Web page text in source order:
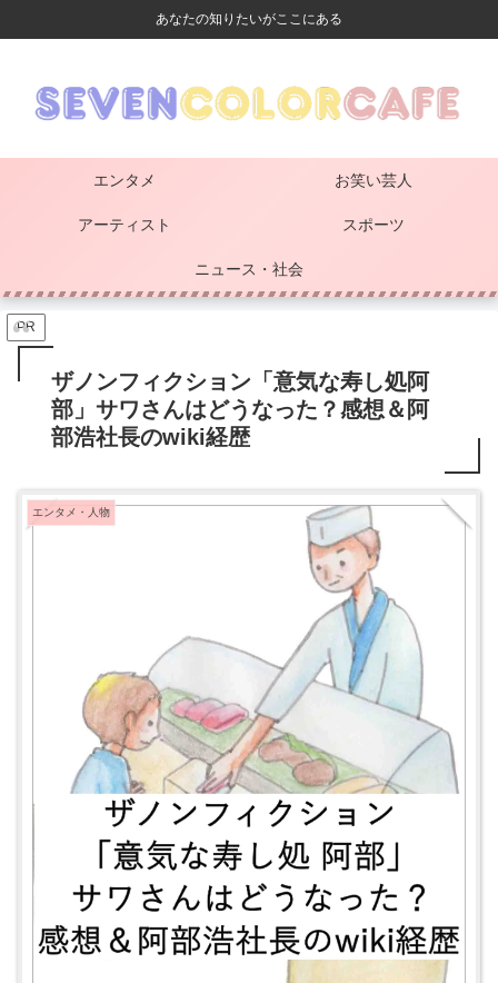
あなたの知りたいがここにある
エンタメ お笑い芸人
アーティスト スポーツ
ニュース・社会
PR
ザノンフィクション「意気な寿し処阿
部」サワさんはどうなった？感想＆阿
部浩社長のwiki経歴
エンタメ・人物